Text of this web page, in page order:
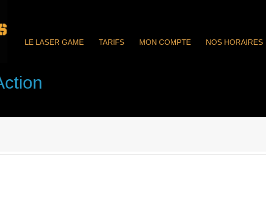
LE LASER GAME TARIFS MON COMPTE NOS HORAIRES